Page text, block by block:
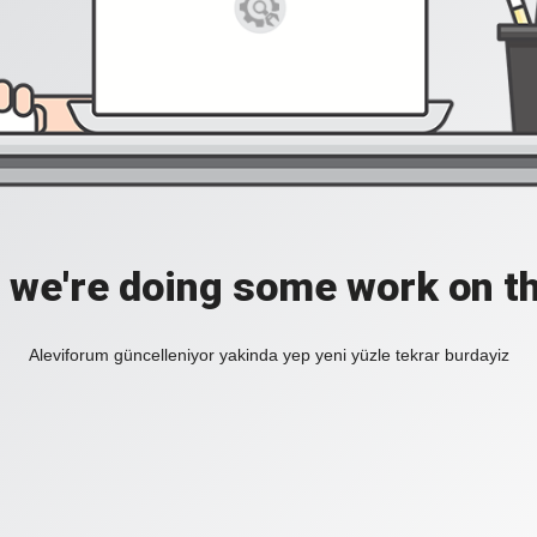
we're doing some work on
Aleviforum güncelleniyor yakinda yep yeni yüzle tekrar burdayiz